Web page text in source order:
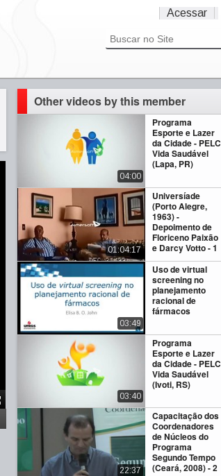
Acessar
Other videos by this member
Programa
Esporte e Lazer
da Cidade - PELC
Vida Saudável
(Lapa, PR)
04:00
Universíade
(Porto Alegre,
1963) -
Depoimento de
Floriceno Paixão
e Darcy Votto - 1
01:04:17
Uso de virtual
screening no
planejamento
racional de
fármacos
03:49
Programa
Esporte e Lazer
da Cidade - PELC
Vida Saudável
(Ivoti, RS)
03:40
Capacitação dos
Coordenadores
de Núcleos do
Programa
Segundo Tempo
(Ceará, 2008) - 2
22:37